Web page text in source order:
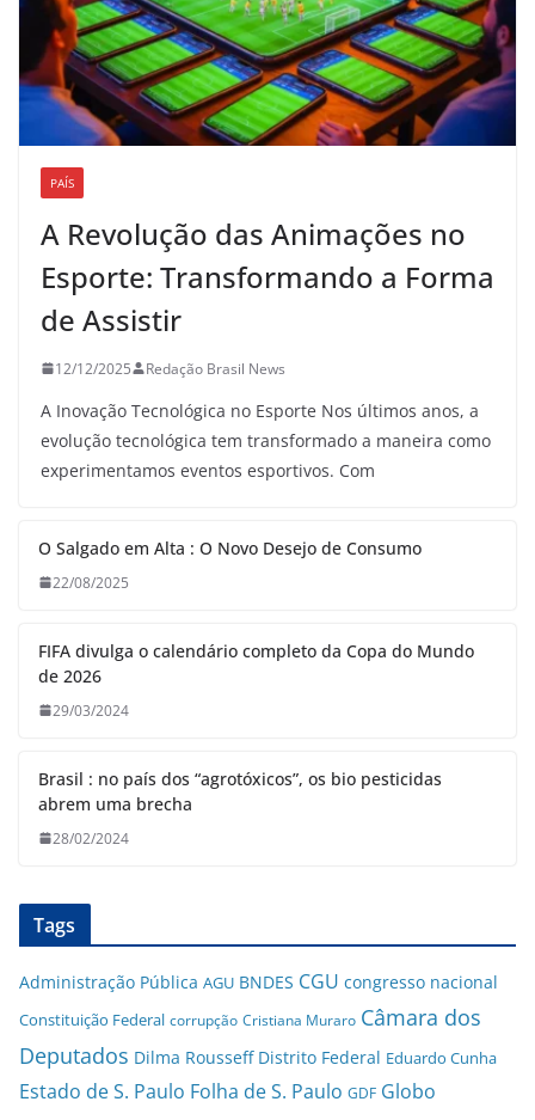
PAÍS
A Revolução das Animações no
Esporte: Transformando a Forma
de Assistir
12/12/2025 Redação Brasil News
A Inovação Tecnológica no Esporte Nos últimos anos, a
evolução tecnológica tem transformado a maneira como
experimentamos eventos esportivos. Com
O Salgado em Alta : O Novo Desejo de Consumo
22/08/2025
FIFA divulga o calendário completo da Copa do Mundo
de 2026
29/03/2024
Brasil : no país dos “agrotóxicos”, os bio pesticidas
abrem uma brecha
28/02/2024
Tags
Administração Pública AGU BNDES CGU congresso nacional
Constituição Federal corrupção Cristiana Muraro Câmara dos
Deputados Dilma Rousseff Distrito Federal Eduardo Cunha
Estado de S. Paulo Folha de S. Paulo GDF Globo